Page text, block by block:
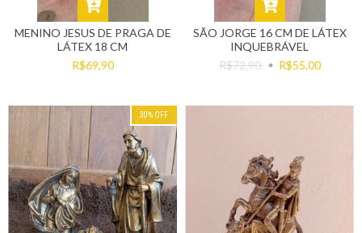
MENINO JESUS DE PRAGA DE
LÁTEX 18 CM
R$69,90
SÃO JORGE 16 CM DE LÁTEX
INQUEBRÁVEL
R$72,90
R$55,00
30% OFF